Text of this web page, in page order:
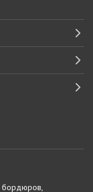
бордюров,